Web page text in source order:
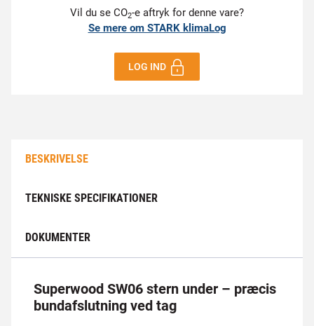
Vil du se CO2-e aftryk for denne vare?
Se mere om STARK klimaLog
LOG IND
BESKRIVELSE
TEKNISKE SPECIFIKATIONER
DOKUMENTER
Superwood SW06 stern under – præcis
bundafslutning ved tag